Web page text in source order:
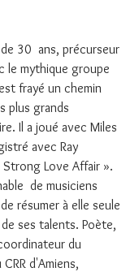
30  ans, précurseur
le mythique groupe
frayé un chemin
plus grands
Il a joué avec Miles
avec Ray
Strong Love Affair ».
de musiciens
résumer à elle seule
ses talents. Poète,
du
d'Amiens,